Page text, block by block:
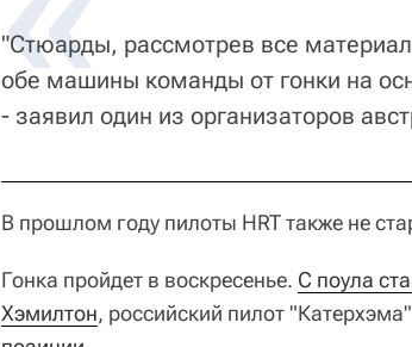
"Стюарды, рассмотрев все
обе машины команды от гонки на
- заявил один из организаторов
В прошлом году пилоты HRT также не
Гонка пройдет в воскресенье. С поула
Хэмилтон, российский пилот "Катерхэма"